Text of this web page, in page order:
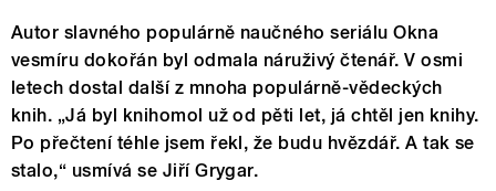
Autor slavného populárně naučného seriálu Okna
vesmíru dokořán byl odmala náruživý čtenář. V osmi
letech dostal další z mnoha populárně-vědeckých
knih. „Já byl knihomol už od pěti let, já chtěl jen knihy.
Po přečtení téhle jsem řekl, že budu hvězdář. A tak se
stalo,“ usmívá se Jiří Grygar.